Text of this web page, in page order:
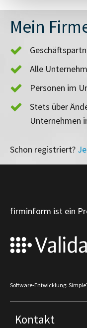
Mein
Alle
Personen im
Stets über
Unternehmen
Schon registriert?
firminform ist ein
Software-Entwicklung:
Kontakt